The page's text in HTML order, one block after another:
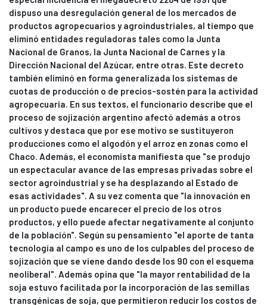
dispuso una desregulación general de los mercados de
productos agropecuarios y agroindustriales, al tiempo que
eliminó entidades reguladoras tales como la Junta
Nacional de Granos, la Junta Nacional de Carnes y la
Dirección Nacional del Azúcar, entre otras. Este decreto
también eliminó en forma generalizada los sistemas de
cuotas de producción o de precios-sostén para la actividad
agropecuaria. En sus textos, el funcionario describe que el
proceso de sojización argentino afectó además a otros
cultivos y destaca que por ese motivo se sustituyeron
producciones como el algodón y el arroz en zonas como el
Chaco. Además, el economista manifiesta que "se produjo
un espectacular avance de las empresas privadas sobre el
sector agroindustrial y se ha desplazando al Estado de
esas actividades". A su vez comenta que "la innovación en
un producto puede encarecer el precio de los otros
productos, y ello puede afectar negativamente al conjunto
de la población". Según su pensamiento "el aporte de tanta
tecnología al campo es uno de los culpables del proceso de
sojización que se viene dando desde los 90 con el esquema
neoliberal". Además opina que "la mayor rentabilidad de la
soja estuvo facilitada por la incorporación de las semillas
transgénicas de soja, que permitieron reducir los costos de